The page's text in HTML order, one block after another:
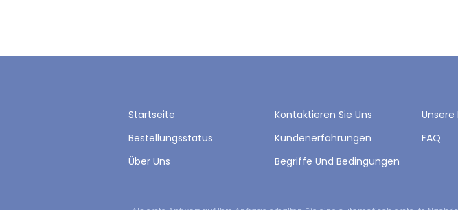
Startseite Kontaktieren Sie Uns
Unsere
Bestellungsstatus
Kundenerfahrungen
FAQ
Über Uns
Begriffe Und Bedingungen